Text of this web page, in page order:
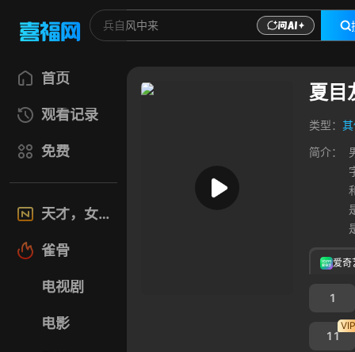
首页
观看记录
免费
天才，女友
雀骨
电视剧
电影
夏目
类型：
简介：
爱奇
1
11
VIP